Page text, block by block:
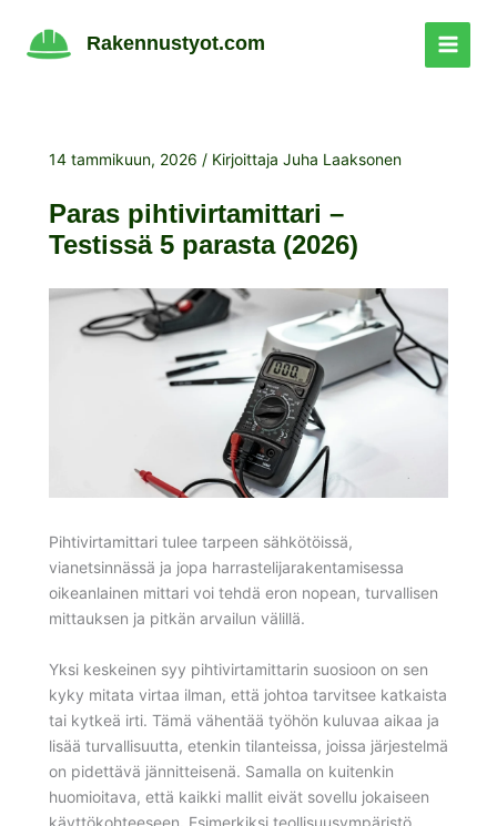
sisältöön
Rakennustyot.com
14 tammikuun, 2026 / Kirjoittaja Juha Laaksonen
Paras pihtivirtamittari –
Testissä 5 parasta (2026)
Pihtivirtamittari tulee tarpeen sähkötöissä,
vianetsinnässä ja jopa harrastelijarakentamisessa
oikeanlainen mittari voi tehdä eron nopean, turvallisen
mittauksen ja pitkän arvailun välillä.
Yksi keskeinen syy pihtivirtamittarin suosioon on sen
kyky mitata virtaa ilman, että johtoa tarvitsee katkaista
tai kytkeä irti. Tämä vähentää työhön kuluvaa aikaa ja
lisää turvallisuutta, etenkin tilanteissa, joissa järjestelmä
on pidettävä jännitteisenä. Samalla on kuitenkin
huomioitava, että kaikki mallit eivät sovellu jokaiseen
käyttökohteeseen. Esimerkiksi teollisuusympäristö,